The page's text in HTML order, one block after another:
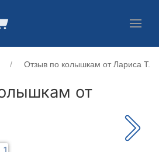
Отзыв по колышкам от Лариса Т.
от